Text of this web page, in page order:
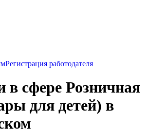
Регистрация работодателя
в сфере Розничная
для детей) в